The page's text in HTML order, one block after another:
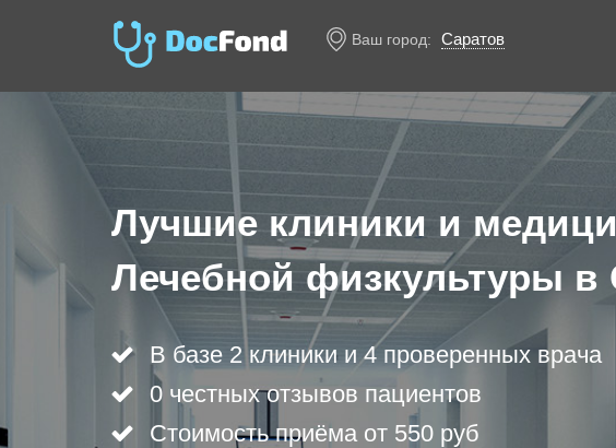
Ваш город: Саратов
Лучшие клиники и
Лечебной физкультуры в
В базе 2 клиники и 4 проверенных врача
0 честных отзывов пациентов
Стоимость приёма от 550 руб